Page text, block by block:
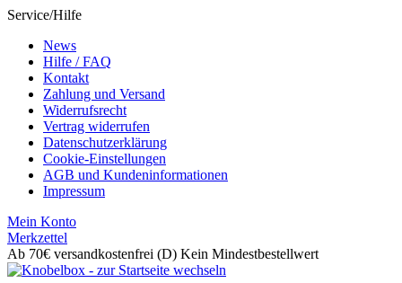
Service/Hilfe
News
Hilfe / FAQ
Kontakt
Zahlung und Versand
Widerrufsrecht
Vertrag widerrufen
Datenschutzerklärung
Cookie-Einstellungen
AGB und Kundeninformationen
Impressum
Mein Konto
Merkzettel
Ab 70€ versandkostenfrei (D) Kein Mindestbestellwert